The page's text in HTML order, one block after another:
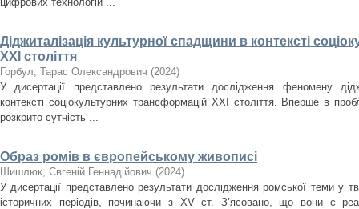
Діджиталізація культурної спадщини в контексті
ХХІ століття
Горбул, Тарас Олександрович (2024)
У дисертації представлено результати дослідження феномену
контексті соціокультурних трансформацій ХХІ століття. Вперше в
розкрито сутність ...
Образ ромів в європейському живописі
Шишлюк, Євгеній Геннадійович (2024)
У дисертації представлено результати дослідження ромської теми у
історичних періодів, починаючи з XV ст. З’ясовано, що вони є